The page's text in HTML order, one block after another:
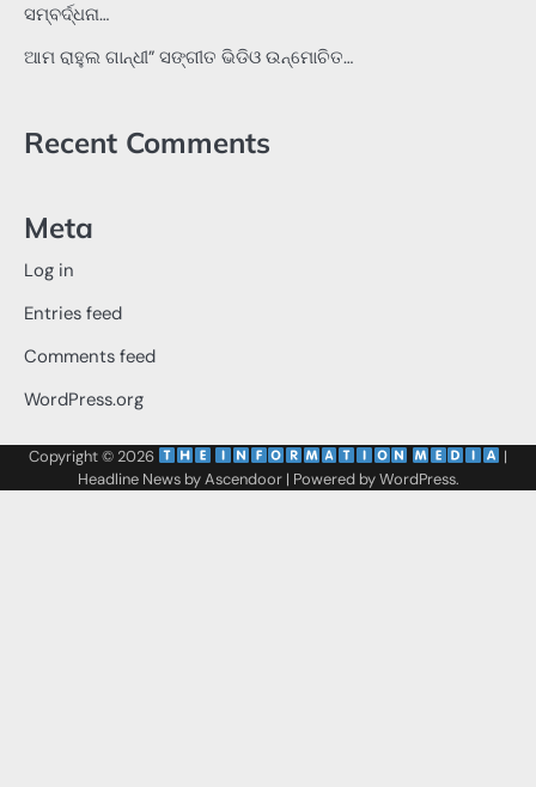
ସମ୍ବର୍ଦ୍ଧନା…
ଆମ ରାହୁଲ ଗାନ୍ଧୀ” ସଙ୍ଗୀତ ଭିଡିଓ ଉନ୍ମୋଚିତ…
Recent Comments
Meta
Log in
Entries feed
Comments feed
WordPress.org
Copyright © 2026
|
Headline News byAscendoor| Powered byWordPress.